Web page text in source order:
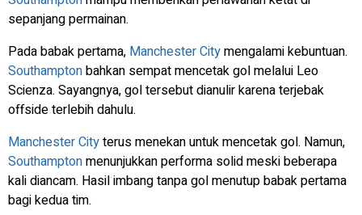
sepanjang permainan.
Pada babak pertama, Manchester Citymengalami kebuntuan.
Southamptonbahkan sempat mencetak gol melalui Leo
Scienza. Sayangnya, gol tersebut dianulir karena terjebak
offside terlebih dahulu.
Manchester Cityterus menekan untuk mencetak gol. Namun,
Southamptonmenunjukkan performa solid meski beberapa
kali diancam. Hasil imbang tanpa gol menutup babak pertama
bagi kedua tim.